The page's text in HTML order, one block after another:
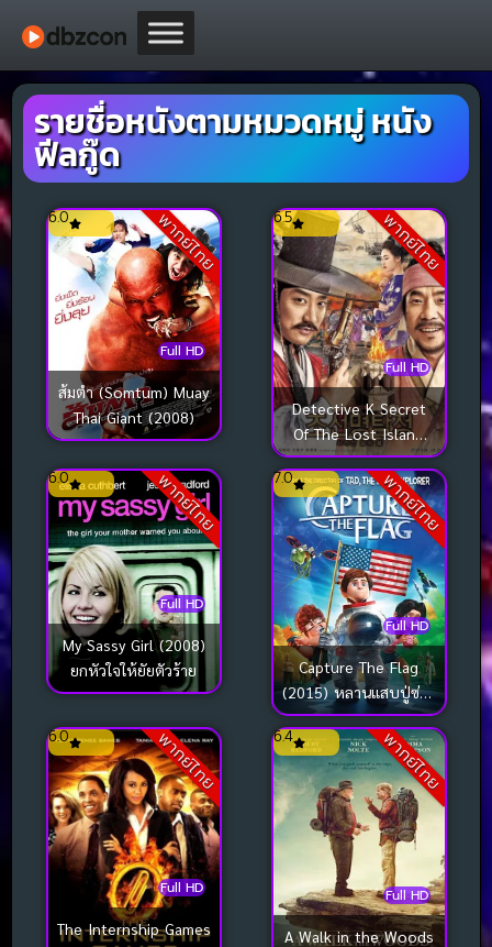
รายชื่อหนังตามหมวดหมู่ หนัง
ฟีลกู๊ด
พากย์ไทย
Full HD
6.0
ส้มตำ (Somtum) Muay
Thai Giant (2008)
พากย์ไทย
Full HD
6.5
Detective K Secret
Of The Lost Island
(2015) ยอดนักสืบ พลิก
โชซอน
พากย์ไทย
Full HD
6.0
My Sassy Girl (2008)
ยกหัวใจให้ยัยตัวร้าย
พากย์ไทย
Full HD
7.0
Capture The Flag
(2015) หลานแสบปู่ซ่าส์
ฝ่าโลกตะลุยดวงจันทร์
พากย์ไทย
Full HD
6.0
The Internship Games
พากย์ไทย
Full HD
6.4
A Walk in the Woods